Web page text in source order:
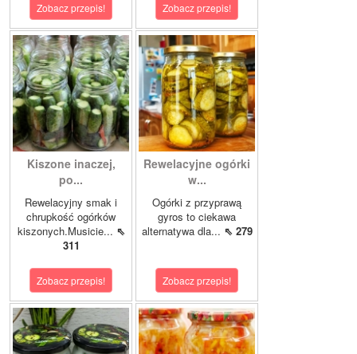
Zobacz przepis! Zobacz przepis!
Kiszone inaczej,
po...
Rewelacyjny smak i
chrupkość ogórków
kiszonych.Musicie... ⇖
311
Zobacz przepis!
Rewelacyjne ogórki
w...
Ogórki z przyprawą
gyros to ciekawa
alternatywa dla... ⇖ 279
Zobacz przepis!